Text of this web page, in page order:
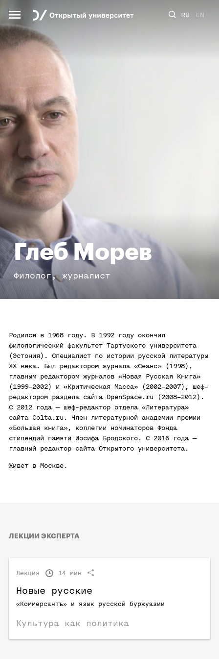
RU EN
Глеб Морев
Филолог, журналист
Родился в 1968 году. В 1992 году окончил
филологический факультет Тартуского университета
(Эстония). Специалист по истории русской литературы
XX века. Был редактором журнала «Сеанс» (1998),
главным редактором журналов «Новая Русская Книга»
(1999–2002) и «Критическая Масса» (2002–2007), шеф-
редактором раздела сайта OpenSpace.ru (2008–2012).
С 2012 года — шеф-редактор отдела «Литература»
сайта Colta.ru. Член литературной академии премии
«Большая книга», коллегии номинаторов Фонда
стипендий памяти Иосифа Бродского. С 2016 года —
главный редактор сайта Открытого университета.
Живет в Москве.
ЛЕКЦИИ ЭКСПЕРТА
Лекция 14 мин
Новые русские
«Коммерсантъ» и язык русской буржуазии
Культура как политика